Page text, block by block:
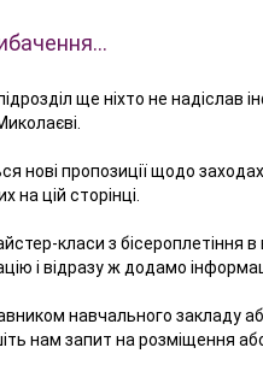
ще ніхто не надіслав
нові пропозиції щодо
на цій сторінці.
класи з бісероплетіння
і відразу ж додамо
навчального закладу
нам запит на розміщення